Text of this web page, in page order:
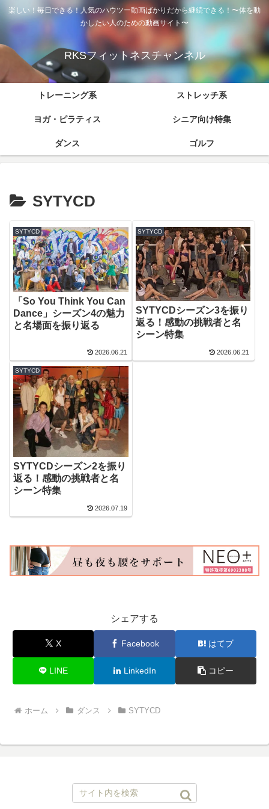
楽しい！毎日できる！人気のハウツー動画ばかりだから継続できる！〜体を動
かしたい人のための動画サイト〜
RKSフィットネスチャンネル
トレーニング系 ストレッチ系
ヨガ・ピラティス シニア向け特集
ダンス ゴルフ
SYTYCD
SYTYCD
「So You Think You Can
Dance」シーズン4の魅力
と名場面を振り返る
2026.06.21
SYTYCD
SYTYCDシーズン3を振り
返る！感動の挑戦者と名
シーン特集
2026.06.21
SYTYCD
SYTYCDシーズン2を振り
返る！感動の挑戦者と名
シーン特集
2026.07.19
シェアする
X Facebook はてブ
LINE LinkedIn コピー
ホーム ダンス SYTYCD